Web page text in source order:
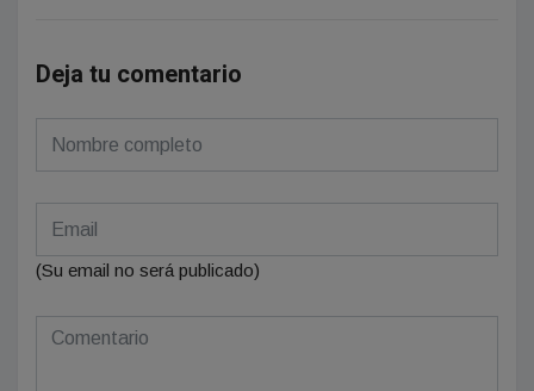
Deja tu comentario
(Su email no será publicado)